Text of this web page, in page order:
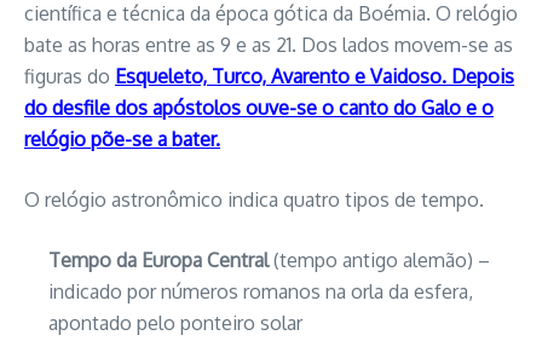
científica e técnica da época gótica da Boémia. O relógio
bate as horas entre as 9 e as 21. Dos lados movem-se as
figuras do Esqueleto, Turco, Avarento e Vaidoso. Depois
do desfile dos apóstolos ouve-se o canto do Galo e o
relógio põe-se a bater.
O relógio astronômico indica quatro tipos de tempo.
Tempo da Europa Central(tempo antigo alemão) –
indicado por números romanos na orla da esfera,
apontado pelo ponteiro solar